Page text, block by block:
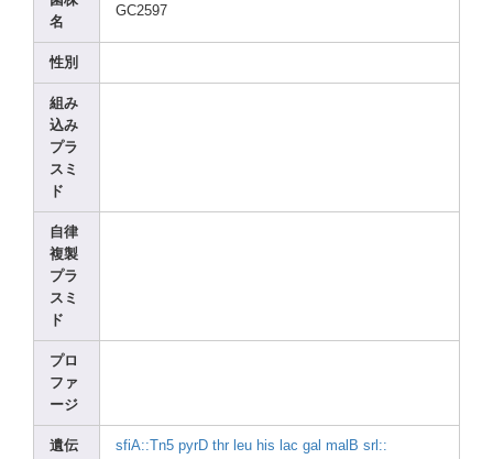
名
GC2597
性別
組み
込み
プラ
スミ
ド
自律
複製
プラ
スミ
ド
プロ
ファ
ージ
遺伝
sfiA::Tn5 pyrD thr leu his lac gal malB srl::